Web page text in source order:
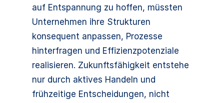
auf Entspannung zu hoffen, müssten
Unternehmen ihre Strukturen
konsequent anpassen, Prozesse
hinterfragen und Effizienzpotenziale
realisieren. Zukunftsfähigkeit entstehe
nur durch aktives Handeln und
frühzeitige Entscheidungen, nicht